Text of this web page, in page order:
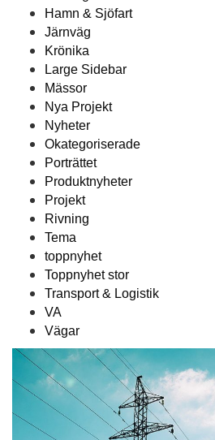
Hamn & Sjöfart
Järnväg
Krönika
Large Sidebar
Mässor
Nya Projekt
Nyheter
Okategoriserade
Porträttet
Produktnyheter
Projekt
Rivning
Tema
toppnyhet
Toppnyhet stor
Transport & Logistik
VA
Vägar